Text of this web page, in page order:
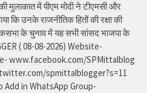
मुलाकात में पीएम मोदी ने टीएमसी और
कि उनके राजनीतिक हितों की रक्षा की
के चुनाव में यह सभी सांसद भाजपा के
( 08-08-2026) Website-
www.facebook.com/SPMittalblog
spmittalblogger?s=11
in WhatsApp Group-